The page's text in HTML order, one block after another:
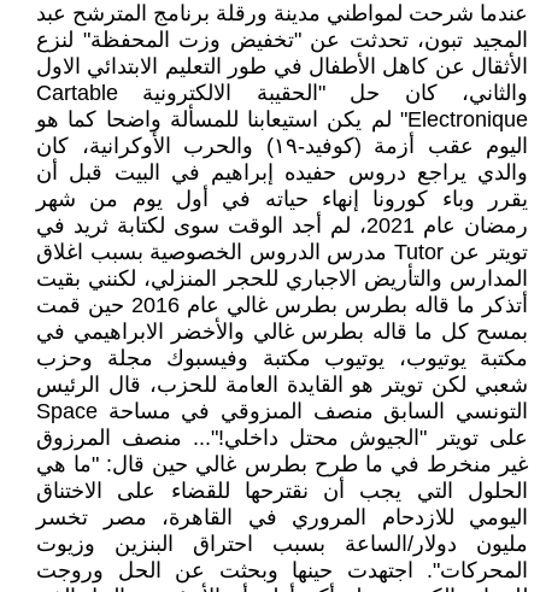
عندما شرحت لمواطني مدينة ورقلة برنامج المترشح عبد
المجيد تبون، تحدثت عن "تخفيض وزت المحفظة" لنزع
الأثقال عن كاهل الأطفال في طور التعليم الابتدائي الاول
والثاني، كان حل "الحقيبة الالكترونية Cartable
Electronique" لم يكن استيعابنا للمسألة واضحا كما هو
اليوم عقب أزمة (كوفيد-١٩) والحرب الأوكرانية، كان
والدي يراجع دروس حفيده إبراهيم في البيت قبل أن
يقرر وباء كورونا إنهاء حياته في أول يوم من شهر
رمضان عام 2021، لم أجد الوقت سوى لكتابة ثريد في
تويتر عن Tutor مدرس الدروس الخصوصية بسبب اغلاق
المدارس والتأريض الاجباري للحجر المنزلي، لكنني بقيت
أتذكر ما قاله بطرس بطرس غالي عام 2016 حين قمت
بمسح كل ما قاله بطرس غالي والأخضر الابراهيمي في
مكتبة يوتيوب، يوتيوب مكتبة وفيسبوك مجلة وحزب
شعبي لكن تويتر هو القايدة العامة للحزب، قال الرئيس
التونسي السابق منصف المىزوقي في مساحة Space
على تويتر "الجيوش محتل داخلي!"... منصف المرزوق
غير منخرط في ما طرح بطرس غالي حين قال: "ما هي
الحلول التي يجب أن نقترحها للقضاء على الاختناق
اليومي للازدحام المروري في القاهرة، مصر تخسر
مليون دولار/الساعة بسبب احتراق البنزين وزيوت
المحركات". اجتهدت حينها وبحثت عن الحل وروجت